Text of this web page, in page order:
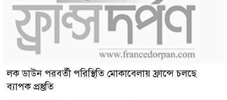
লক ডাউন পরবর্তী পরিস্থিতি মোকাবেলায় ফ্রান্সে চলছে
ব্যাপক প্রস্তুতি